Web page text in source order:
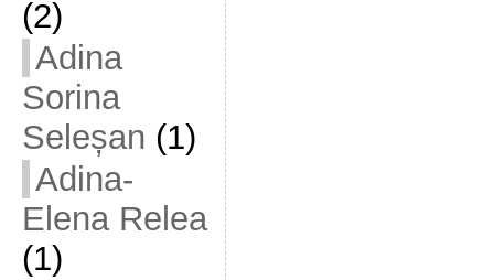
(2)
Adina
Sorina
Seleșan (1)
Adina-
Elena Relea
(1)